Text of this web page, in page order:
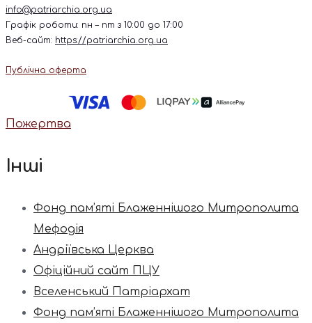
info@patriarchia.org.ua
Графік роботи: пн – пт з 10:00 до 17:00
Веб-сайт: https://patriarchia.org.ua
Публічна оферта
Пожертва
Інші
Фонд пам’яті Блаженнішого Митрополита
Мефодія
Андріївська Церква
Офіційний сайт ПЦУ
Вселенський Патріархат
Фонд пам’яті Блаженнішого Митрополита